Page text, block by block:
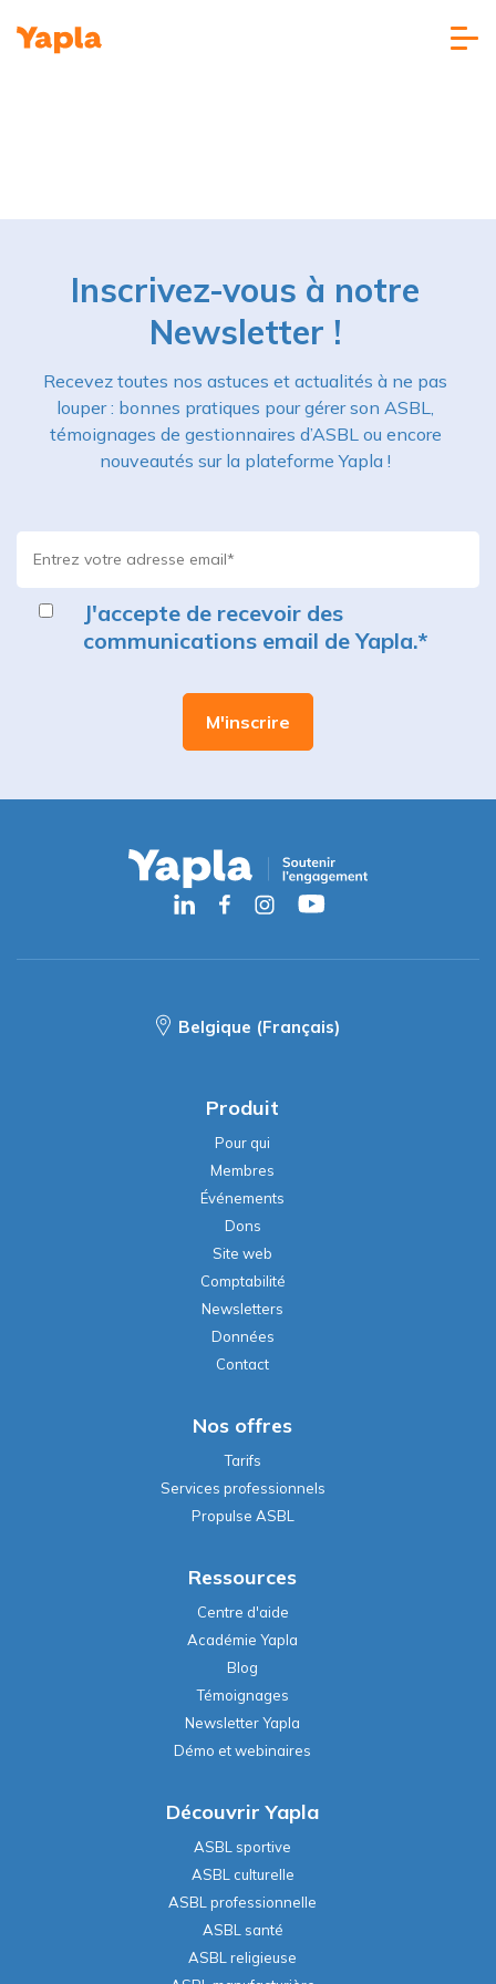
Inscrivez-vous à notre
Newsletter !
Recevez toutes nos astuces et actualités à ne pas
louper : bonnes pratiques pour gérer son ASBL,
témoignages de gestionnaires d’ASBL ou encore
nouveautés sur la plateforme Yapla !
J'accepte de recevoir des
communications email de Yapla.*
Belgique (Français)
Produit
Pour qui
Membres
Événements
Dons
Site web
Comptabilité
Newsletters
Données
Contact
Nos offres
Tarifs
Services professionnels
Propulse ASBL
Ressources
Centre d'aide
Académie Yapla
Blog
Témoignages
Newsletter Yapla
Démo et webinaires
Découvrir Yapla
ASBL sportive
ASBL culturelle
ASBL professionnelle
ASBL santé
ASBL religieuse